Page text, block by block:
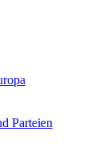
Parteien